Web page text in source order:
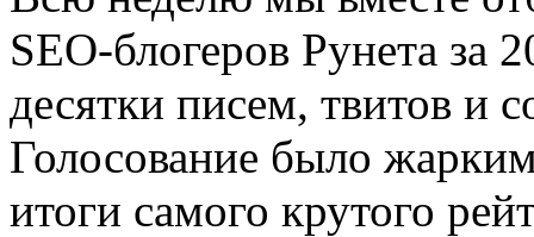
SEO-блогеров Рунета за
десятки писем, твитов и
Голосование было
итоги самого крутого